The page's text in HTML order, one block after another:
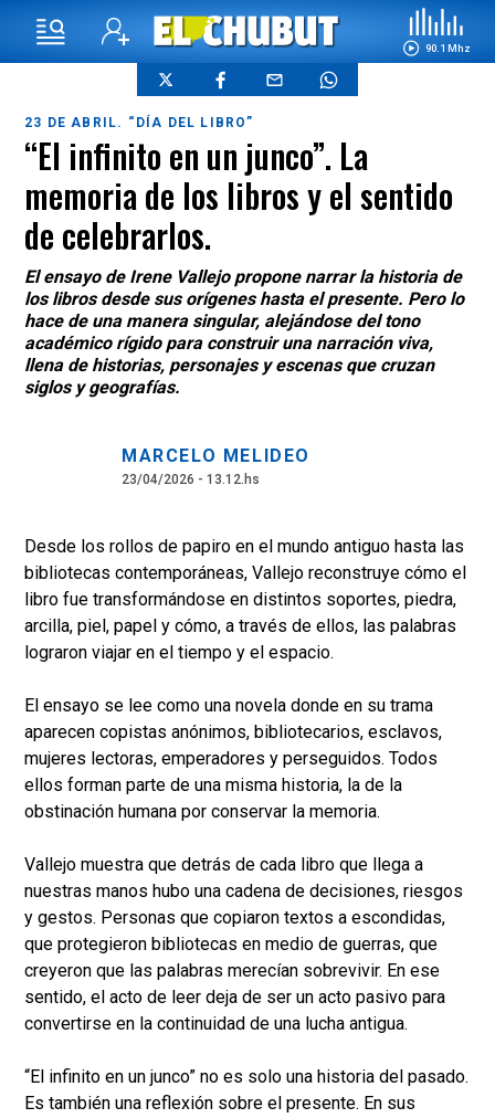
90.1 Mhz
23 DE ABRIL. “DÍA DEL LIBRO”
“El infinito en un junco”. La
memoria de los libros y el sentido
de celebrarlos.
El ensayo de Irene Vallejo propone narrar la historia de
los libros desde sus orígenes hasta el presente. Pero lo
hace de una manera singular, alejándose del tono
académico rígido para construir una narración viva,
llena de historias, personajes y escenas que cruzan
siglos y geografías.
MARCELO MELIDEO
23/04/2026 - 13.12.hs
Desde los rollos de papiro en el mundo antiguo hasta las
bibliotecas contemporáneas, Vallejo reconstruye cómo el
libro fue transformándose en distintos soportes, piedra,
arcilla, piel, papel y cómo, a través de ellos, las palabras
lograron viajar en el tiempo y el espacio.
El ensayo se lee como una novela donde en su trama
aparecen copistas anónimos, bibliotecarios, esclavos,
mujeres lectoras, emperadores y perseguidos. Todos
ellos forman parte de una misma historia, la de la
obstinación humana por conservar la memoria.
Vallejo muestra que detrás de cada libro que llega a
nuestras manos hubo una cadena de decisiones, riesgos
y gestos. Personas que copiaron textos a escondidas,
que protegieron bibliotecas en medio de guerras, que
creyeron que las palabras merecían sobrevivir. En ese
sentido, el acto de leer deja de ser un acto pasivo para
convertirse en la continuidad de una lucha antigua.
“El infinito en un junco” no es solo una historia del pasado.
Es también una reflexión sobre el presente. En sus